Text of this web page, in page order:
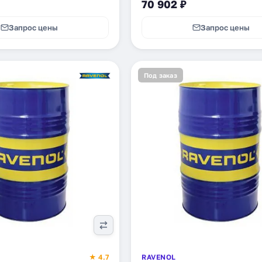
Запрос цены
70 902 ₽
Запрос цены
★ 4.7
Под заказ
RAVENOL